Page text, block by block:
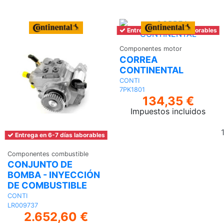
Entrega en 6-7 días laborables
Componentes combustible
CONJUNTO DE
BOMBA - INYECCIÓN
DE COMBUSTIBLE
CONTI
LR009737
2.652,60 €
Entrega en 6-7 días laborables
Componentes motor
CORREA
CONTINENTAL
CONTI
7PK1801
134,35 €
Impuestos incluidos